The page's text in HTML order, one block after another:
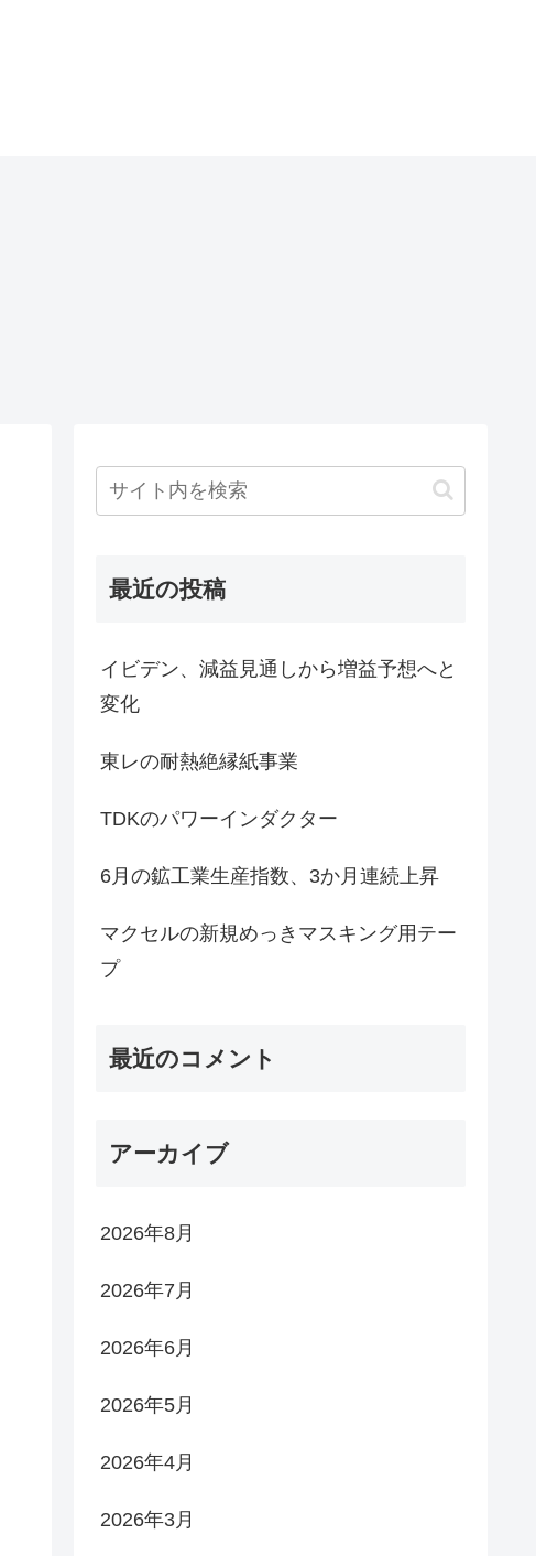
最近の投稿
イビデン、減益見通しから増益予想へと
変化
東レの耐熱絶縁紙事業
TDKのパワーインダクター
6月の鉱工業生産指数、3か月連続上昇
マクセルの新規めっきマスキング用テー
プ
最近のコメント
アーカイブ
2026年8月
2026年7月
2026年6月
2026年5月
2026年4月
2026年3月